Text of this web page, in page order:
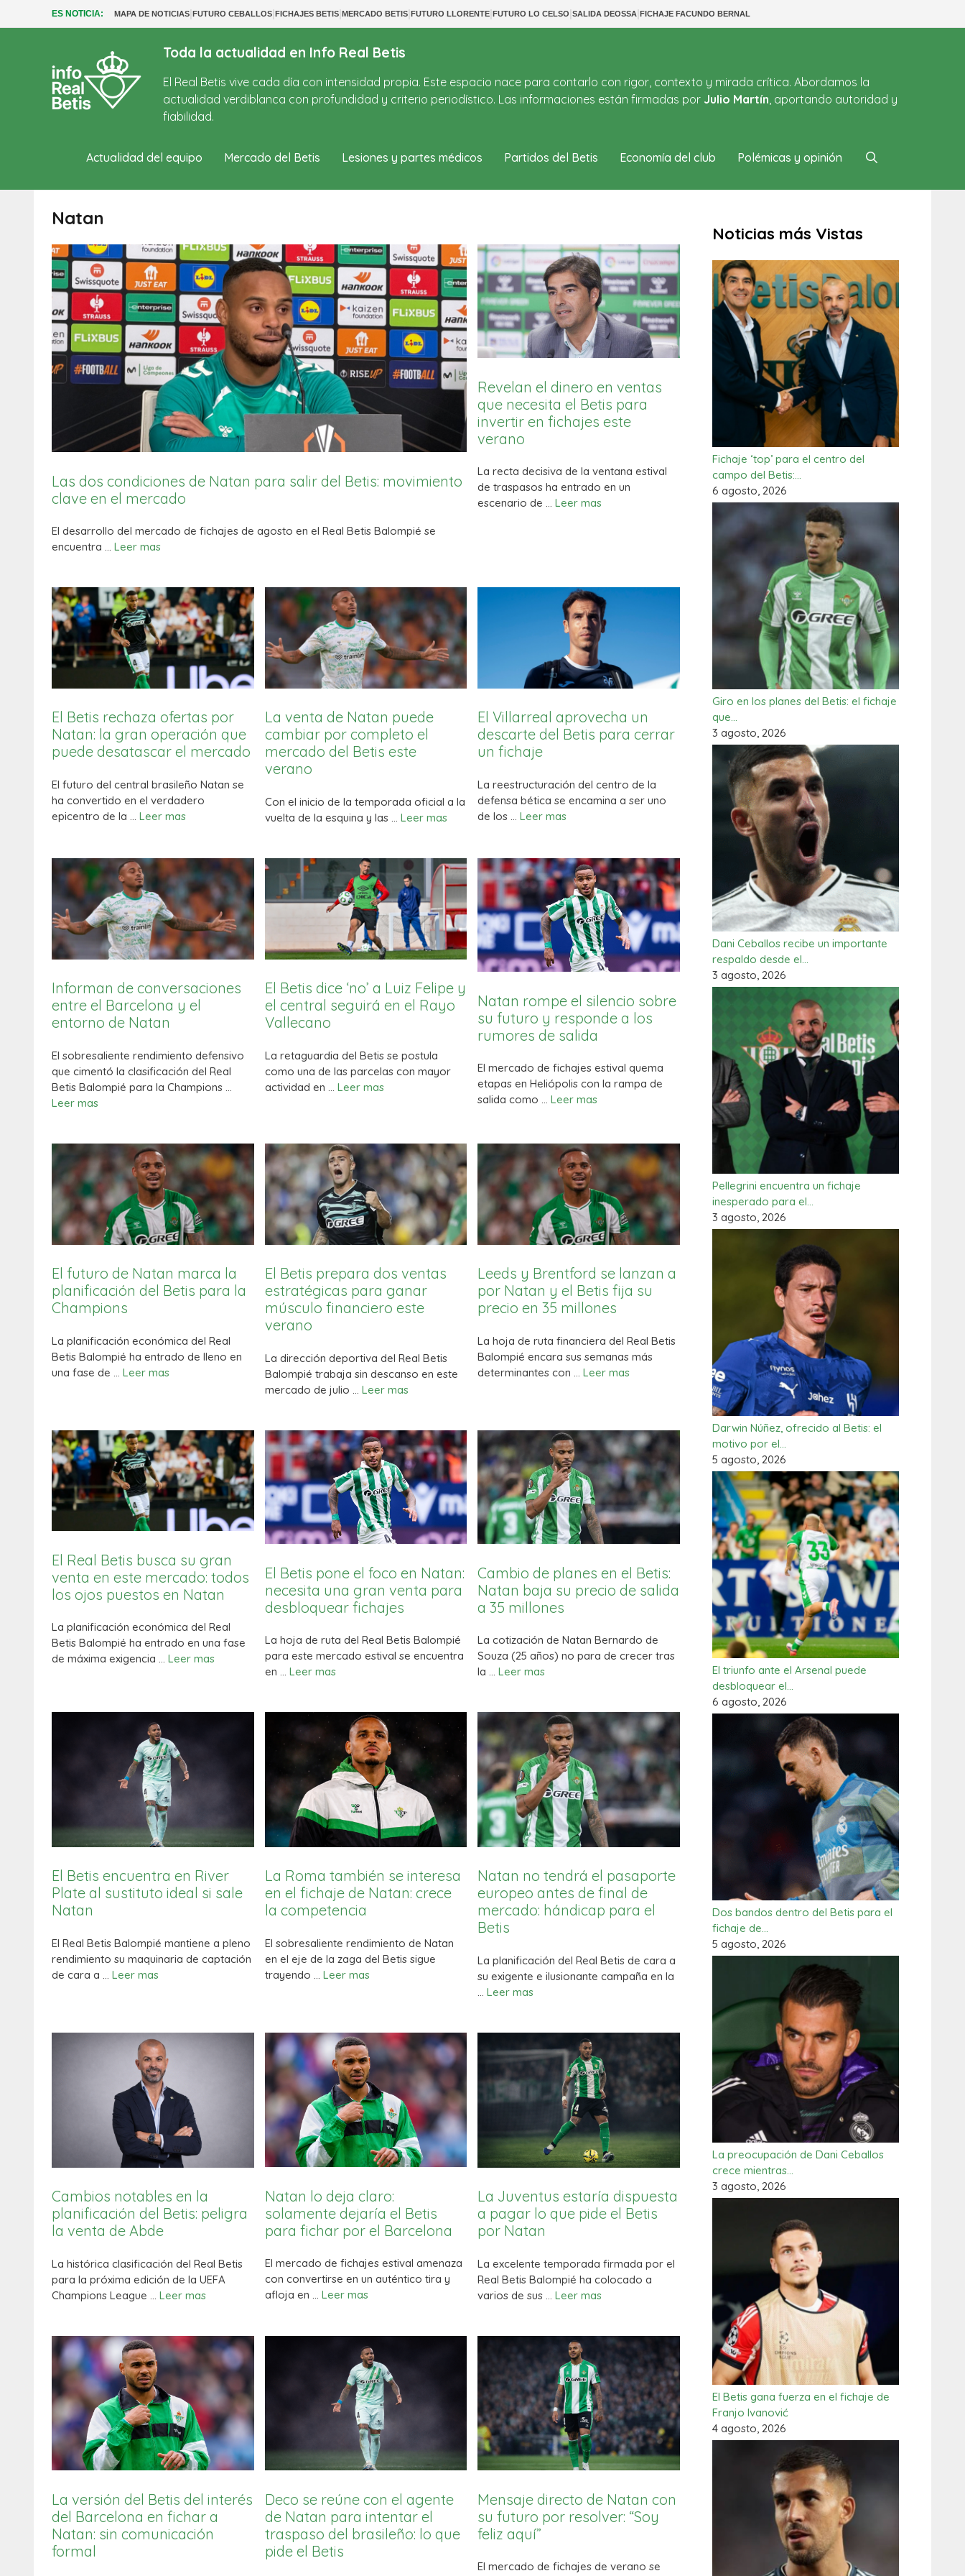
ES NOTICIA: MAPA DE NOTICIAS|FUTURO CEBALLOS|FICHAJES BETIS|MERCADO BETIS|FUTURO LLORENTE|FUTURO LO CELSO|SALIDA DEOSSA|FICHAJE FACUNDO BERNAL
Toda la actualidad en Info Real Betis
El Real Betis vive cada día con intensidad propia. Este espacio nace para contarlo con rigor, contexto y mirada crítica. Abordamos la
actualidad verdiblanca con profundidad y criterio periodístico. Las informaciones están firmadas por Julio Martín, aportando autoridad y
fiabilidad.
Actualidad del equipo Mercado del Betis Lesiones y partes médicos Partidos del Betis Economía del club Polémicas y opinión
Natan
Las dos condiciones de Natan para salir del Betis: movimiento
clave en el mercado
El desarrollo del mercado de fichajes de agosto en el Real Betis Balompié se
encuentra … Leer mas
Revelan el dinero en ventas
que necesita el Betis para
invertir en fichajes este
verano
La recta decisiva de la ventana estival
de traspasos ha entrado en un
escenario de …Leer mas
El Betis rechaza ofertas por
Natan: la gran operación que
puede desatascar el mercado
El futuro del central brasileño Natan se
ha convertido en el verdadero
epicentro de la … Leer mas
La venta de Natan puede
cambiar por completo el
mercado del Betis este
verano
Con el inicio de la temporada oficial a la
vuelta de la esquina y las … Leer mas
El Villarreal aprovecha un
descarte del Betis para cerrar
un fichaje
La reestructuración del centro de la
defensa bética se encamina a ser uno
de los …Leer mas
Informan de conversaciones
entre el Barcelona y el
entorno de Natan
El sobresaliente rendimiento defensivo
que cimentó la clasificación del Real
Betis Balompié para la Champions …
Leer mas
El Betis dice ‘no’ a Luiz Felipe y
el central seguirá en el Rayo
Vallecano
La retaguardia del Betis se postula
como una de las parcelas con mayor
actividad en … Leer mas
Natan rompe el silencio sobre
su futuro y responde a los
rumores de salida
El mercado de fichajes estival quema
etapas en Heliópolis con la rampa de
salida como …Leer mas
El futuro de Natan marca la
planificación del Betis para la
Champions
La planificación económica del Real
Betis Balompié ha entrado de lleno en
una fase de … Leer mas
El Betis prepara dos ventas
estratégicas para ganar
músculo financiero este
verano
La dirección deportiva del Real Betis
Balompié trabaja sin descanso en este
mercado de julio … Leer mas
Leeds y Brentford se lanzan a
por Natan y el Betis fija su
precio en 35 millones
La hoja de ruta financiera del Real Betis
Balompié encara sus semanas más
determinantes con …Leer mas
El Real Betis busca su gran
venta en este mercado: todos
los ojos puestos en Natan
La planificación económica del Real
Betis Balompié ha entrado en una fase
de máxima exigencia … Leer mas
El Betis pone el foco en Natan:
necesita una gran venta para
desbloquear fichajes
La hoja de ruta del Real Betis Balompié
para este mercado estival se encuentra
en … Leer mas
Cambio de planes en el Betis:
Natan baja su precio de salida
a 35 millones
La cotización de Natan Bernardo de
Souza (25 años) no para de crecer tras
la …Leer mas
El Betis encuentra en River
Plate al sustituto ideal si sale
Natan
El Real Betis Balompié mantiene a pleno
rendimiento su maquinaria de captación
de cara a … Leer mas
La Roma también se interesa
en el fichaje de Natan: crece
la competencia
El sobresaliente rendimiento de Natan
en el eje de la zaga del Betis sigue
trayendo … Leer mas
Natan no tendrá el pasaporte
europeo antes de final de
mercado: hándicap para el
Betis
La planificación del Real Betis de cara a
su exigente e ilusionante campaña en la
…Leer mas
Cambios notables en la
planificación del Betis: peligra
la venta de Abde
La histórica clasificación del Real Betis
para la próxima edición de la UEFA
Champions League … Leer mas
Natan lo deja claro:
solamente dejaría el Betis
para fichar por el Barcelona
El mercado de fichajes estival amenaza
con convertirse en un auténtico tira y
afloja en … Leer mas
La Juventus estaría dispuesta
a pagar lo que pide el Betis
por Natan
La excelente temporada firmada por el
Real Betis Balompié ha colocado a
varios de sus …Leer mas
La versión del Betis del interés
del Barcelona en fichar a
Natan: sin comunicación
formal
Deco se reúne con el agente
de Natan para intentar el
traspaso del brasileño: lo que
pide el Betis
Mensaje directo de Natan con
su futuro por resolver: “Soy
feliz aquí”
El mercado de fichajes de verano se
Noticias más Vistas
Fichaje ‘top’ para el centro del
campo del Betis:…
6 agosto, 2026
Giro en los planes del Betis: el fichaje
que…
3 agosto, 2026
Dani Ceballos recibe un importante
respaldo desde el…
3 agosto, 2026
Pellegrini encuentra un fichaje
inesperado para el…
3 agosto, 2026
Darwin Núñez, ofrecido al Betis: el
motivo por el…
5 agosto, 2026
El triunfo ante el Arsenal puede
desbloquear el…
6 agosto, 2026
Dos bandos dentro del Betis para el
fichaje de…
5 agosto, 2026
La preocupación de Dani Ceballos
crece mientras…
3 agosto, 2026
El Betis gana fuerza en el fichaje de
Franjo Ivanović
4 agosto, 2026